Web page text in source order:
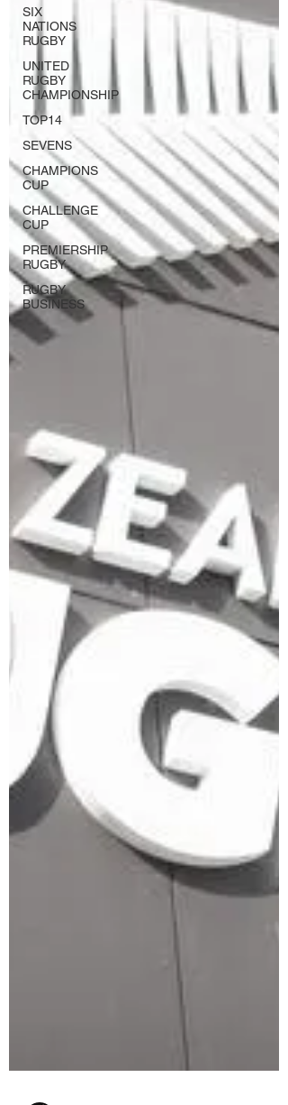
SIX
NATIONS
RUGBY
UNITED
RUGBY
CHAMPIONSHIP
TOP14
SEVENS
CHAMPIONS
CUP
CHALLENGE
CUP
PREMIERSHIP
RUGBY
RUGBY
BUSINESS